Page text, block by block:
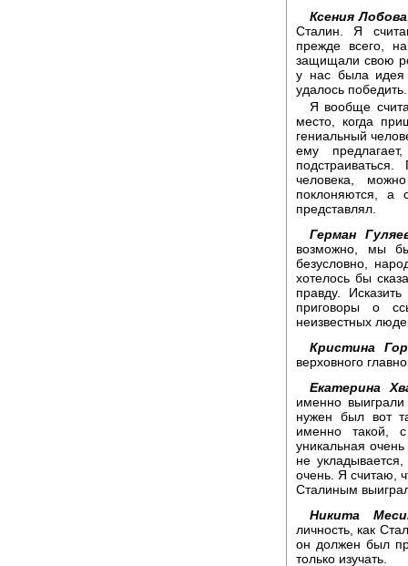
Ксения
Сталин. Я
прежде всего,
защищали свою
у нас была
удалось победить.
Я вообще
место, когда
гениальный
ему
человека,
поклоняются, а
представлял.
Герман
возможно, мы
безусловно,
хотелось бы
правду.
приговоры о
неизвестных
Кристина
верховного
Екатерина
именно
нужен был вот
именно такой,
уникальная
не
очень. Я считаю,
Сталиным
Никита
личность, как
он должен был
только изучать.